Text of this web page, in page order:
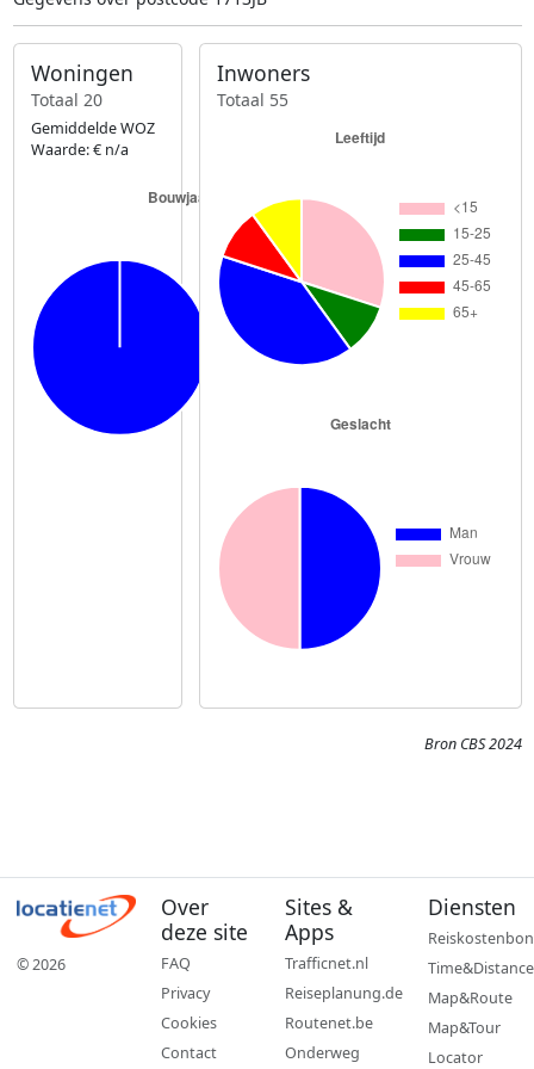
Woningen
Totaal 20
Gemiddelde WOZ
Waarde: € n/a
Inwoners
Totaal 55
Bron CBS 2024
© 2026
Over
deze site
FAQ
Privacy
Cookies
Contact
Sites &
Apps
Trafficnet.nl
Reiseplanung.de
Routenet.be
Onderweg
Diensten
Reiskostenbon
Time&Distance
Map&Route
Map&Tour
Locator